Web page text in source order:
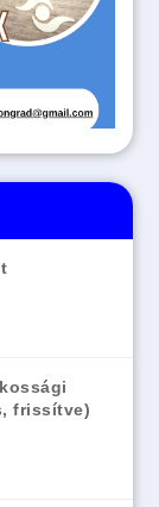
frissítve)